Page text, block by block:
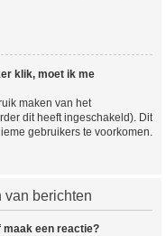
klik, moet ik me
maken van het
dit heeft ingeschakeld). Dit
gebruikers te voorkomen.
van berichten
maak een reactie?